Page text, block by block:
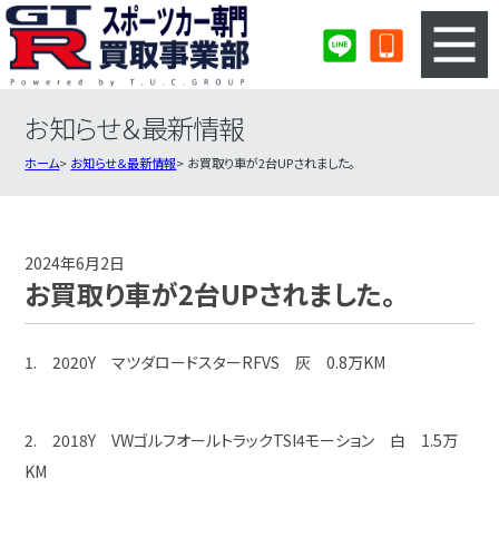
3ステップのカンタン査定
スポーツカー買取実績
お知らせ＆最新情報
ホーム お知らせ＆最新情報 お買取り車が2台UPされました。
2024年6月2日
お買取り車が2台UPされました。
1. 2020Y マツダロードスターRFVS 灰 0.8万KM
2. 2018Y VWゴルフオールトラックTSI4モーション 白 1.5万
KM